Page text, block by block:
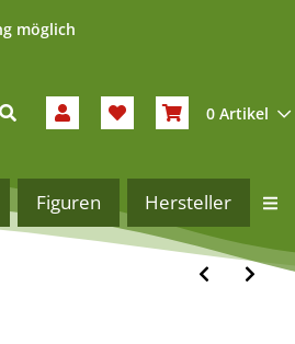
möglich
0 Artikel
Figuren Hersteller